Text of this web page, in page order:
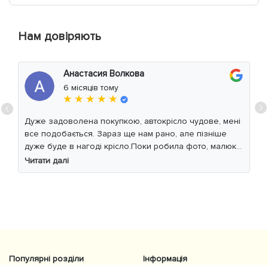
Нам довіряють
Анастасия Волкова
6 місяців тому
★ ★ ★ ★ ★
Дуже задоволена покупкою, автокрісло чудове, мені
все подобається. Зараз ще нам рано, але пізніше
дуже буде в нагоді крісло.Поки робила фото, малюк
уважно читав інструкцію 😁
Читати далі
Популярні розділи Інформація